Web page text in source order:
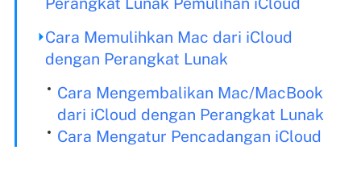
Cara Memulihkan Mac dari iCloud
dengan Perangkat Lunak
Cara Mengembalikan Mac/MacBook
dari iCloud dengan Perangkat Lunak
Cara Mengatur Pencadangan iCloud